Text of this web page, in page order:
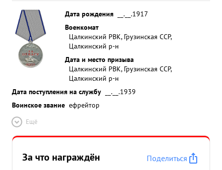
Дата рождения
__.__.1917
Военкомат
Цалкинский РВК, Грузинская ССР,
Цалкинский р-н
Дата и место призыва
Цалкинский РВК, Грузинская ССР,
Цалкинский р-н
Дата поступления на службу
__.__.1939
Воинское звание ефрейтор
Ещё
За что награждён
Поделиться